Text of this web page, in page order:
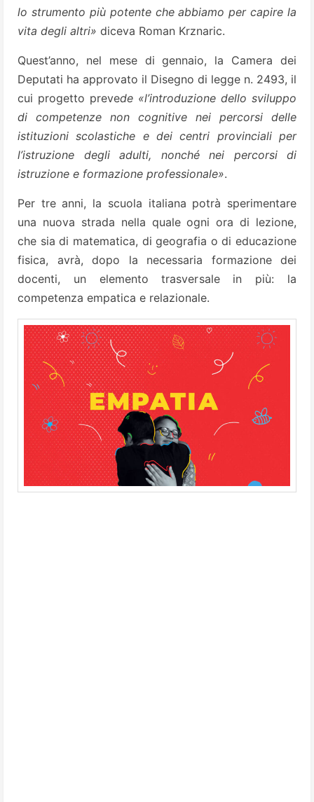
lo strumento più potente che abbiamo per capire la
vita degli altri» diceva Roman Krznaric.
Quest’anno, nel mese di gennaio, la Camera dei
Deputati ha approvato il Disegno di legge n. 2493, il
cui progetto prevede «l’introduzione dello sviluppo
di competenze non cognitive nei percorsi delle
istituzioni scolastiche e dei centri provinciali per
l’istruzione degli adulti, nonché nei percorsi di
istruzione e formazione professionale».
Per tre anni, la scuola italiana potrà sperimentare
una nuova strada nella quale ogni ora di lezione,
che sia di matematica, di geografia o di educazione
fisica, avrà, dopo la necessaria formazione dei
docenti, un elemento trasversale in più: la
competenza empatica e relazionale.